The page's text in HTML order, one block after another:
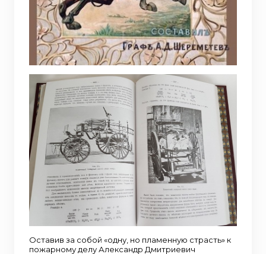
Оставив за собой «одну, но пламенную страсть» к
пожарному делу Александр Дмитриевич